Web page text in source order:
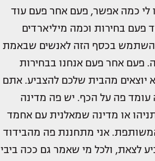
לי כמה אפשר, פעם אחר פעם עוד
פעם בחירות וכמה מיליארדים
בכסף הזה לאנשים שבאמת
פעם אחר פעם אנחנו בבחירות
יוצאים מהבית שלכם להצביע. אתם
עומד פה על הכף. יש פה מדינה
או מדינה שמאלנית עם אחמד
אני מתחננת פה מהבידוד
לצאת, ולכל מי שאמר גם ככה ביבי